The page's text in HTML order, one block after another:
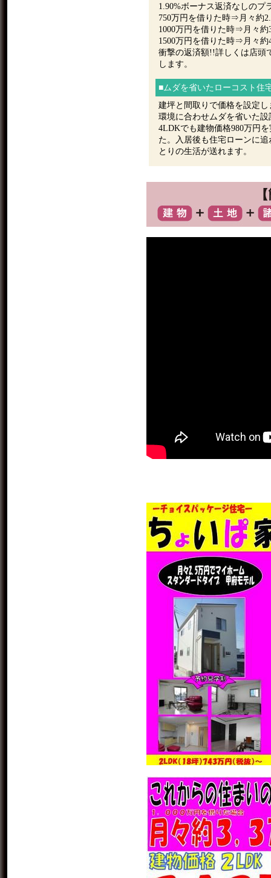
1.90%ボーナス返済なしのプ
750万円を借りた時⇒月々約
1000万円を借りた時⇒月々約
1500万円を借りた時⇒月々約
衝撃の返済額!!詳しくは店頭
します。
■ムダを省いたローコスト住
建坪と間取りで価格を設定し
環境に合わせムダを省いた設
4LDKでも建物価格980万円
た。入居後も住宅ローンに
とりの生活が送れます。